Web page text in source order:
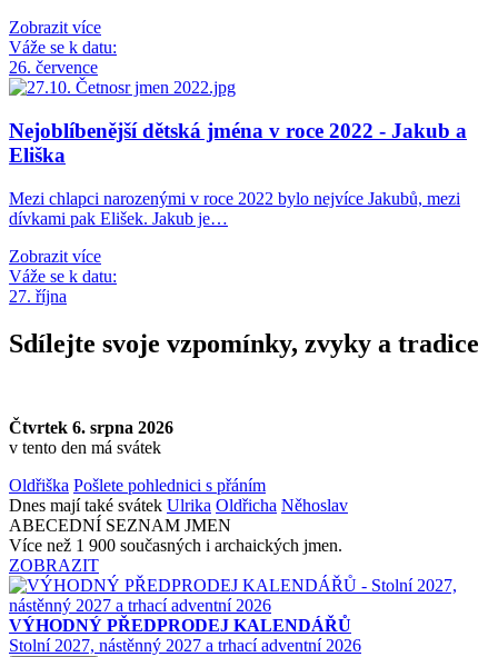
Zobrazit více
Váže se k datu:
26. července
Nejoblíbenější dětská jména v roce 2022 - Jakub a
Eliška
Mezi chlapci narozenými v roce 2022 bylo nejvíce Jakubů, mezi
dívkami pak Elišek. Jakub je…
Zobrazit více
Váže se k datu:
27. října
Sdílejte svoje vzpomínky, zvyky a tradice
Čtvrtek 6. srpna 2026
v tento den má svátek
Oldřiška Pošlete pohlednici s přáním
Dnes mají také svátek Ulrika Oldřicha Něhoslav
ABECEDNÍ SEZNAM JMEN
Více než 1 900 současných i archaických jmen.
ZOBRAZIT
VÝHODNÝ PŘEDPRODEJ KALENDÁŘŮ
Stolní 2027, nástěnný 2027 a trhací adventní 2026